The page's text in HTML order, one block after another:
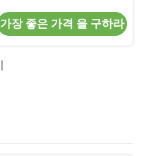
탁용 고급 셀룰라제
가장 좋은 가격 을 구하라